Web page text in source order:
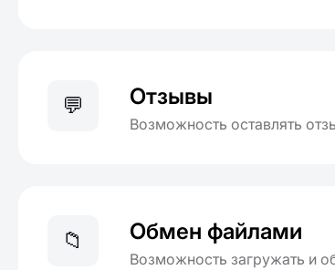
💬 Отзывы
Возможность оставлять
📁 Обмен файлами
Возможность загружать и